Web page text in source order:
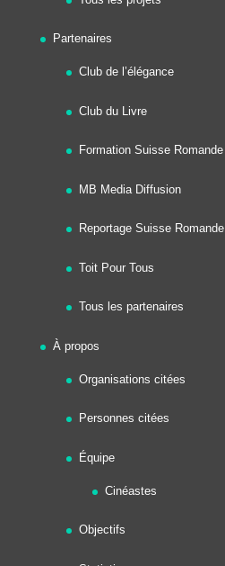
Partenaires
Club de l’élégance
Club du Livre
Formation Suisse Romande
MB Media Diffusion
Reportage Suisse Romande
Toit Pour Tous
Tous les partenaires
À propos
Organisations citées
Personnes citées
Équipe
Cinéastes
Objectifs